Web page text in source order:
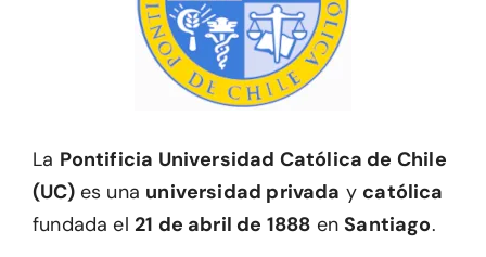
La Pontificia Universidad Católica de Chile
(UC)es una universidad privada y católica
fundada el 21 de abril de 1888 enSantiago.